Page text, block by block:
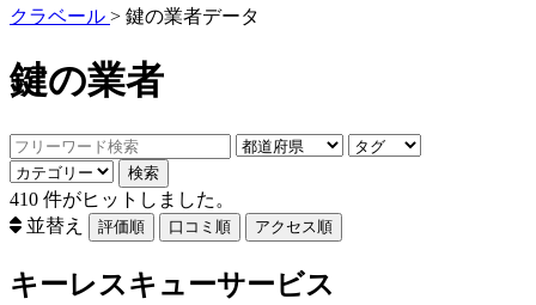
クラベール > 鍵の業者データ
鍵の業者
410 件がヒットしました。
並替え
キーレスキューサービス